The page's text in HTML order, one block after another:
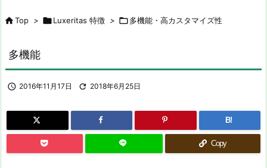
Top > Luxeritas 特徴 > 多機能・高カスタマイズ性
多機能
 2016年11月17日  2018年6月25日
B!
Copy